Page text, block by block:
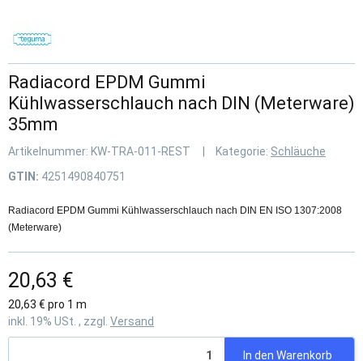
Radiacord EPDM Gummi
Kühlwasserschlauch nach DIN (Meterware)
35mm
Artikelnummer: KW-TRA-011-REST Kategorie: Schläuche
GTIN: 4251490840751
Radiacord EPDM Gummi Kühlwasserschlauch nach DIN EN ISO 1307:2008
(Meterware)
20,63 €
20,63 € pro 1 m
inkl. 19% USt. , zzgl. Versand
In den Warenkorb